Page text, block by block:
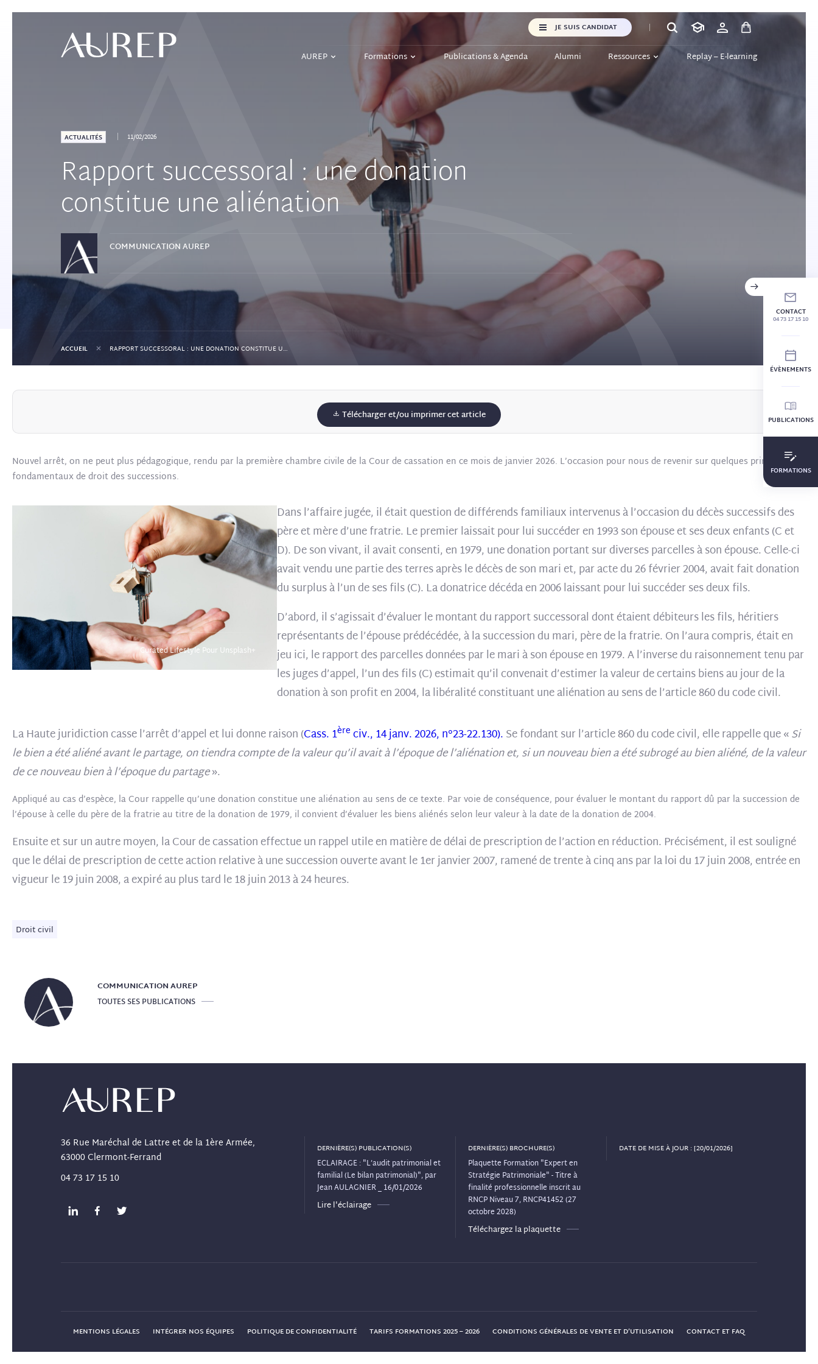
CONTACT
04 73 17 15 10
ÉVÈNEMENTS
PUBLICATIONS
FORMATIONS
JE SUIS CANDIDAT
AUREP Formations Publications & Agenda Alumni Ressources Replay – E-learning
ACTUALITÉS 11/02/2026
Rapport successoral : une donation
constitue une aliénation
COMMUNICATIONAUREP
ACCUEIL + RAPPORT SUCCESSORAL : UNE DONATION CONSTITUE UNE ALIÉNATION
Télécharger et/ou imprimer cet article
Nouvel arrêt, on ne peut plus pédagogique, rendu par la première chambre civile de la Cour de cassation en ce mois de janvier 2026. L’occasion pour nous de revenir sur quelques principes
fondamentaux de droit des successions.
Curated Lifestyle Pour Unsplash+
Dans l’affaire jugée, il était question de différends familiaux intervenus à l’occasion du décès successifs des
père et mère d’une fratrie. Le premier laissait pour lui succéder en 1993 son épouse et ses deux enfants (C et
D). De son vivant, il avait consenti, en 1979, une donation portant sur diverses parcelles à son épouse. Celle-ci
avait vendu une partie des terres après le décès de son mari et, par acte du 26 février 2004, avait fait donation
du surplus à l’un de ses fils (C). La donatrice décéda en 2006 laissant pour lui succéder ses deux fils.
D’abord, il s’agissait d’évaluer le montant du rapport successoral dont étaient débiteurs les fils, héritiers
représentants de l’épouse prédécédée, à la succession du mari, père de la fratrie. On l’aura compris, était en
jeu ici, le rapport des parcelles données par le mari à son épouse en 1979. A l’inverse du raisonnement tenu par
les juges d’appel, l’un des fils (C) estimait qu’il convenait d’estimer la valeur de certains biens au jour de la
donation à son profit en 2004, la libéralité constituant une aliénation au sens de l’article 860 du code civil.
La Haute juridiction casse l’arrêt d’appel et lui donne raison (Cass. 1èreciv., 14 janv. 2026, n°23-22.130).Se fondant sur l’article 860 du code civil, elle rappelle que «Si
le bien a été aliéné avant le partage, on tiendra compte de la valeur qu’il avait à l’époque de l’aliénation et, si un nouveau bien a été subrogé au bien aliéné, de la valeur
de ce nouveau bien à l’époque du partage».
Appliqué au cas d’espèce, la Cour rappelle qu’une donation constitue une aliénation au sens de ce texte. Par voie de conséquence, pour évaluer le montant du rapport dû par la succession de
l’épouse à celle du père de la fratrie au titre de la donation de 1979, il convient d’évaluer les biens aliénés selon leur valeur à la date de la donation de 2004.
Ensuite et sur un autre moyen, la Cour de cassation effectue un rappel utile en matière de délai de prescription de l’action en réduction. Précisément, il est souligné
que le délai de prescription de cette action relative à une succession ouverte avant le 1er janvier 2007, ramené de trente à cinq ans par la loi du 17 juin 2008, entrée en
vigueur le 19 juin 2008, a expiré au plus tard le 18 juin 2013 à 24 heures.
Droit civil
COMMUNICATIONAUREP
TOUTES SES PUBLICATIONS
36 Rue Maréchal de Lattre et de la 1ère Armée,
63000 Clermont-Ferrand
04 73 17 15 10
DERNIÈRE(S) PUBLICATION(S)
ECLAIRAGE : "L’audit patrimonial et
familial (Le bilan patrimonial)", par
Jean AULAGNIER _ 16/01/2026
Lire l'éclairage
DERNIÈRE(S) BROCHURE(S)
Plaquette Formation "Expert en
Stratégie Patrimoniale" - Titre à
finalité professionnelle inscrit au
RNCP Niveau 7, RNCP41452 (27
octobre 2028)
Téléchargez la plaquette
DATE DE MISE À JOUR : [20/01/2026]
MENTIONS LÉGALES INTÉGRER NOS ÉQUIPES POLITIQUE DE CONFIDENTIALITÉ TARIFS FORMATIONS 2025 – 2026 CONDITIONS GÉNÉRALES DE VENTE ET D’UTILISATION CONTACT ET FAQ